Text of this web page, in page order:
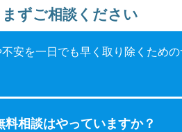
ずご相談ください
安を一日でも早く取り除くため
料相談はやっていますか？